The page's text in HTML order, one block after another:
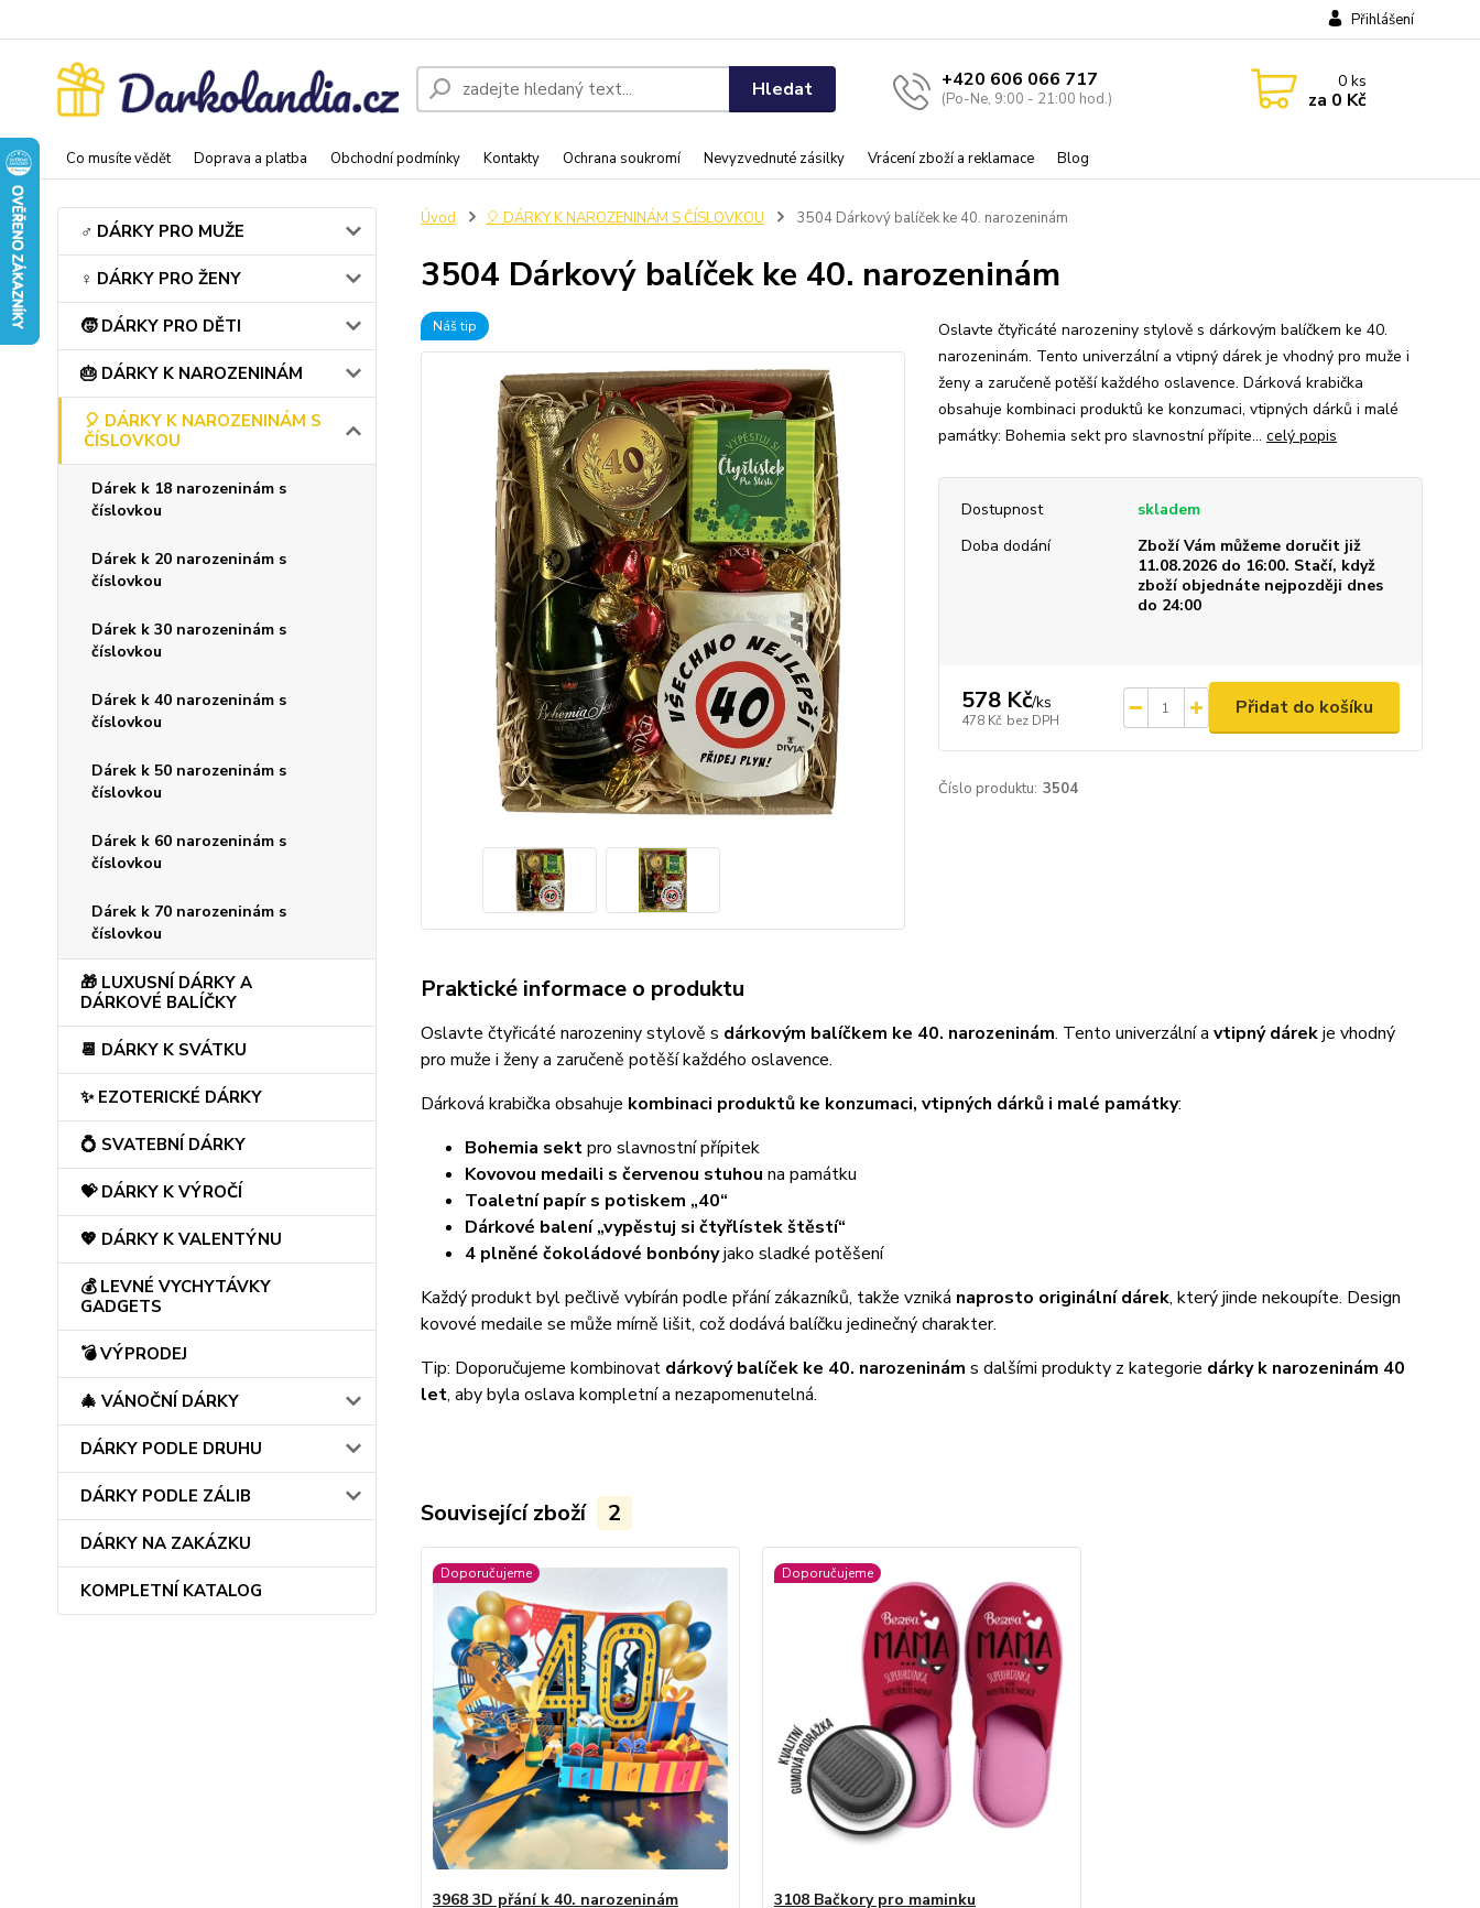
Co musíte vědět Doprava a platba Obchodní podmínky Kontakty Ochrana soukromí Nevyzvednuté zásilky Vrácení zboží a reklamace Blog
Přihlášení
Hledat +420 606 066 717
(Po-Ne, 9:00 - 21:00 hod.)
0ks
za 0 Kč
♂️ DÁRKY PRO MUŽE
♀️ DÁRKY PRO ŽENY
🧒 DÁRKY PRO DĚTI
🎂 DÁRKY K NAROZENINÁM
🎈 DÁRKY K NAROZENINÁM S
ČÍSLOVKOU
Dárek k 18 narozeninám s
číslovkou
Dárek k 20 narozeninám s
číslovkou
Dárek k 30 narozeninám s
číslovkou
Dárek k 40 narozeninám s
číslovkou
Dárek k 50 narozeninám s
číslovkou
Dárek k 60 narozeninám s
číslovkou
Dárek k 70 narozeninám s
číslovkou
🎁 LUXUSNÍ DÁRKY A
DÁRKOVÉ BALÍČKY
📆 DÁRKY K SVÁTKU
✨ EZOTERICKÉ DÁRKY
💍 SVATEBNÍ DÁRKY
💝 DÁRKY K VÝROČÍ
💖 DÁRKY K VALENTÝNU
💰 LEVNÉ VYCHYTÁVKY
GADGETS
💣 VÝPRODEJ
🎄 VÁNOČNÍ DÁRKY
DÁRKY PODLE DRUHU
DÁRKY PODLE ZÁLIB
DÁRKY NA ZAKÁZKU
KOMPLETNÍ KATALOG
Úvod 🎈 DÁRKY K NAROZENINÁM S ČÍSLOVKOU 3504 Dárkový balíček ke 40. narozeninám
3504 Dárkový balíček ke 40. narozeninám
Náš tip
Oslavte čtyřicáté narozeniny stylově s dárkovým balíčkem ke 40.
narozeninám. Tento univerzální a vtipný dárek je vhodný pro muže i
ženy a zaručeně potěší každého oslavence. Dárková krabička
obsahuje kombinaci produktů ke konzumaci, vtipných dárků i malé
památky: Bohemia sekt pro slavnostní přípite... celý popis
Dostupnost
skladem
Doba dodání
Zboží Vám můžeme doručit již
11.08.2026 do 16:00. Stačí, když
zboží objednáte nejpozději dnes
do 24:00
578 Kč/ks
478 Kč bez DPH
Přidat do košíku
Číslo produktu: 3504
Praktické informace o produktu
Oslavte čtyřicáté narozeniny stylově s dárkovým balíčkem ke 40. narozeninám. Tento univerzální a vtipný dárekje vhodný
pro muže i ženy a zaručeně potěší každého oslavence.
Dárková krabička obsahuje kombinaci produktů ke konzumaci, vtipných dárků i malé památky:
Bohemia sektpro slavnostní přípitek
Kovovou medaili s červenou stuhou na památku
Toaletní papír s potiskem „40“
Dárkové balení „vypěstuj si čtyřlístek štěstí“
4 plněné čokoládové bonbónyjako sladké potěšení
Každý produkt byl pečlivě vybírán podle přání zákazníků, takže vzniká naprosto originální dárek, který jinde nekoupíte. Design
kovové medaile se může mírně lišit, což dodává balíčku jedinečný charakter.
Tip: Doporučujeme kombinovat dárkový balíček ke 40. narozeninám s dalšími produkty z kategorie dárky k narozeninám 40
let, aby byla oslava kompletní a nezapomenutelná.
Související zboží 2
Doporučujeme
3968 3D přání k 40. narozeninám
Doporučujeme
3108 Bačkory pro maminku